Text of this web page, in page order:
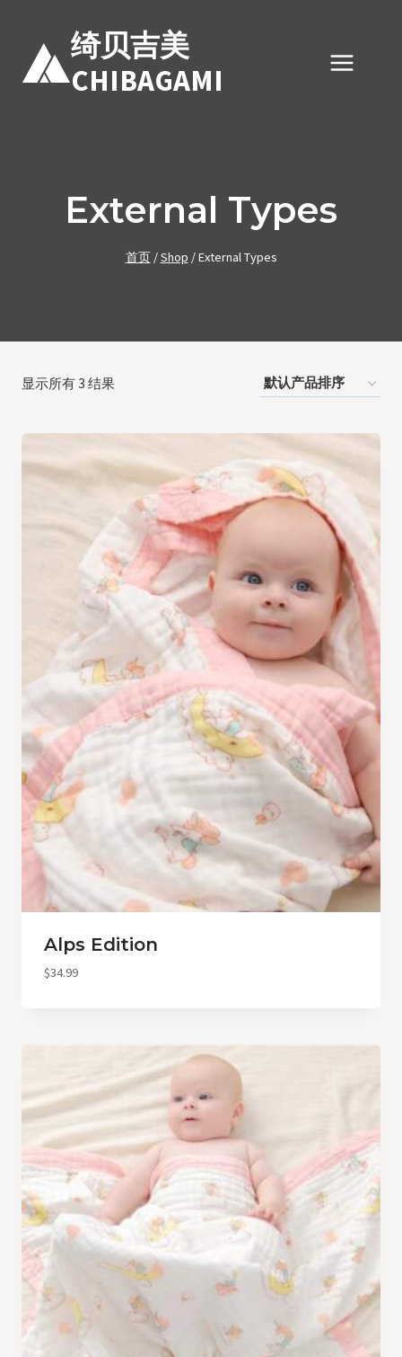
绮贝吉美
CHIBAGAMI
External Types
首页 /Shop /External Types
显示所有 3 结果
Alps Edition
$34.99